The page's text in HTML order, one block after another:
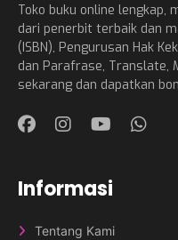
Toko buku online lengkap,
dari penerbit terbaik dan
(ISBN), Pengurusan Hak
dan Parafrase, Translate,
sekarang dan dapatkan
Informasi
Tentang Kami